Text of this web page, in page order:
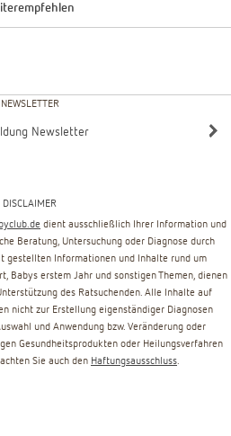
NEWSLETTER
Newsletter
DISCLAIMER
dient ausschließlich Ihrer Information und
Beratung, Untersuchung oder Diagnose durch
gestellten Informationen und Inhalte rund um
Babys erstem Jahr und sonstigen Themen, dienen
des Ratsuchenden. Alle Inhalte auf
nicht zur Erstellung eigenständiger Diagnosen
und Anwendung bzw. Veränderung oder
Gesundheitsprodukten oder Heilungsverfahren
Sie auch den Haftungsausschluss.